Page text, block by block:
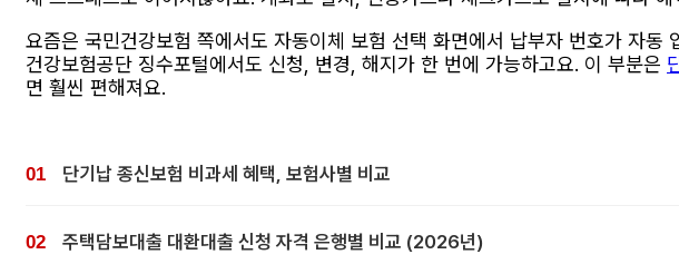
요즘은 국민건강보험 쪽에서도 자동이체 보험 선택 화면에서 납부자 번호가 자
건강보험공단 징수포털에서도 신청, 변경, 해지가 한 번에 가능하고요. 이 부분은
면 훨씬 편해져요.
단기납 종신보험 비과세 혜택, 보험사별 비교
주택담보대출 대환대출 신청 자격 은행별 비교 (2026년)